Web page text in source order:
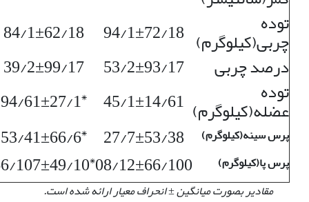
توده
چربی(کیلوگرم) 94/1±72/18
84/1±62/18
درصد چربی
53/2±93/17
39/2±99/17
توده
عضله(کیلوگرم) 45/1±14/61 ٭27/1±94/61
پرس سینه(کیلوگرم) 27/7±53/38 ٭66/6±53/41
پرس پا(کیلوگرم) 08/12±66/100٭49/10±66/107
مقادیر بصورت میانگین ± انحراف معیار ارائه شده است.